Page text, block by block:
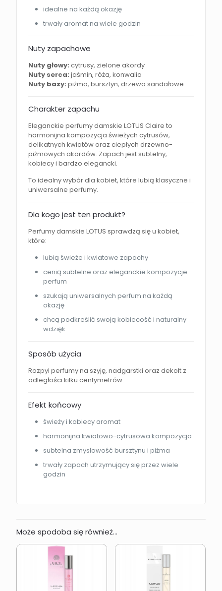
idealne na każdą okazję
trwały aromat na wiele godzin
Nuty zapachowe
Nuty głowy: cytrusy, zielone akordy
Nuty serca: jaśmin, róża, konwalia
Nuty bazy: piżmo, bursztyn, drzewo sandałowe
Charakter zapachu
Eleganckie perfumy damskie LOTUS Claire to
harmonijna kompozycja świeżych cytrusów,
delikatnych kwiatów oraz ciepłych drzewno-
piżmowych akordów. Zapach jest subtelny,
kobiecy i bardzo elegancki.
To idealny wybór dla kobiet, które lubią klasyczne i
uniwersalne perfumy.
Dla kogo jest ten produkt?
Perfumy damskie LOTUS sprawdzą się u kobiet,
które:
lubią świeże i kwiatowe zapachy
cenią subtelne oraz eleganckie kompozycje
perfum
szukają uniwersalnych perfum na każdą
okazję
chcą podkreślić swoją kobiecość i naturalny
wdzięk
Sposób użycia
Rozpyl perfumy na szyję, nadgarstki oraz dekolt z
odległości kilku centymetrów.
Efekt końcowy
świeży i kobiecy aromat
harmonijna kwiatowo-cytrusowa kompozycja
subtelna zmysłowość bursztynu i piżma
trwały zapach utrzymujący się przez wiele
godzin
Może spodoba się również…